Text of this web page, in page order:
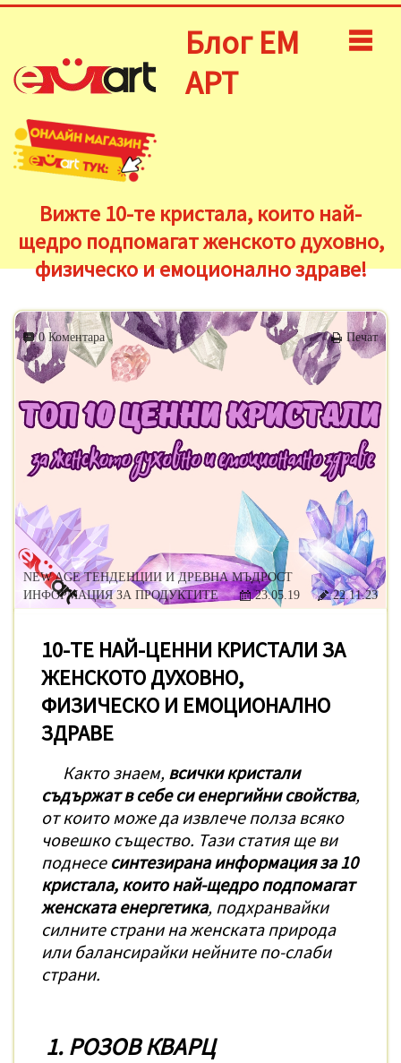
Блог ЕМ
АРТ
Вижте 10-те кристала, които най-
щедро подпомагат женското духовно,
физическо и емоционално здраве!
0 Коментара Печат
NEW AGE ТЕНДЕНЦИИ И ДРЕВНА МЪДРОСТ
ИНФОРМАЦИЯ ЗА ПРОДУКТИТЕ
22.11.23
23.05.19
10-ТЕ НАЙ-ЦЕННИ КРИСТАЛИ ЗА
ЖЕНСКОТО ДУХОВНО,
ФИЗИЧЕСКО И ЕМОЦИОНАЛНО
ЗДРАВЕ
Както знаем, всички кристали
съдържат в себе си енергийни свойства,
от които може да извлече полза всяко
човешко същество. Тази статия ще ви
поднесесинтезирана информация за 10
кристала, които най-щедро подпомагат
женската енергетика, подхранвайки
силните страни на женската природа
или балансирайки нейните по-слаби
страни.
1. РОЗОВ КВАРЦ